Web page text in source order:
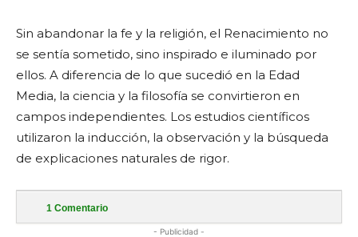
Sin abandonar la fe y la religión, el Renacimiento no
se sentía sometido, sino inspirado e iluminado por
ellos. A diferencia de lo que sucedió en la Edad
Media, la ciencia y la filosofía se convirtieron en
campos independientes. Los estudios científicos
utilizaron la inducción, la observación y la búsqueda
de explicaciones naturales de rigor.
1 Comentario
- Publicidad -